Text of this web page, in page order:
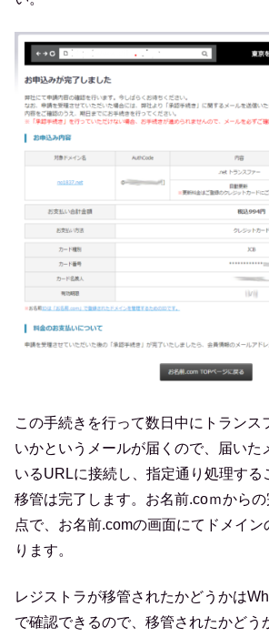
この手続きを行って数日中にトランス
いかというメールが届くので、届いた
いるURLに接続し、指定通り処理する
移管は完了します。お名前.coｍから
点で、お名前.comの画面にてドメイン
ります。
レジストラが移管されたかどうかは
で確認できるので、移管されたかどう